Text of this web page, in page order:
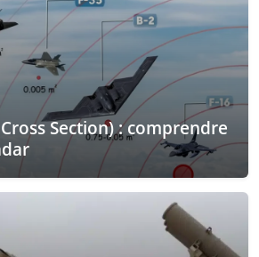
Cross Section) : comprendre